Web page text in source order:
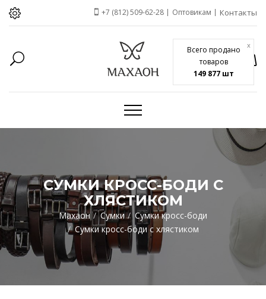
Всего продано
товаров
149 877 шт
x
+7 (812) 509-62-28 Оптовикам Контакты
СУМКИ КРОСС-БОДИ С
ХЛЯСТИКОМ
Махаон Сумки
Сумки кросс-боди
Сумки кросс-боди с хлястиком